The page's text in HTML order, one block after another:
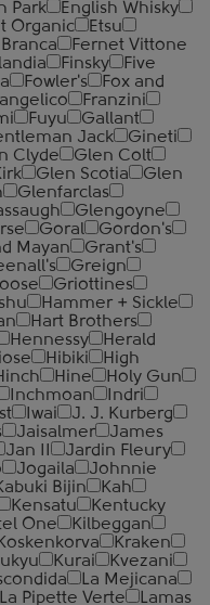
Park
English Whisky
Organic
Etsu
Fernet Vittone
Finsky
Five
Fowler's
Fox and
Franzini
Fuyu
Gallant
Jack
Gineti
Clyde
Glen Colt
Glen Scotia
Glen
Glenfarclas
Glengoyne
Goral
Gordon's
Mayan
Grant's
Greign
Griottines
Hammer + Sickle
Hart Brothers
Hennessy
Herald
Hibiki
High
Hine
Holy Gun
Inchmoan
Indri
Iwai
J. J. Kurberg
Jaisalmer
James
Jan II
Jardin Fleury
Jogaila
Johnnie
Bijin
Kah
Kensatu
Kentucky
One
Kilbeggan
Koskenkorva
Kraken
Kurai
Kvezani
La Mejicana
La Pipette Verte
Lamas